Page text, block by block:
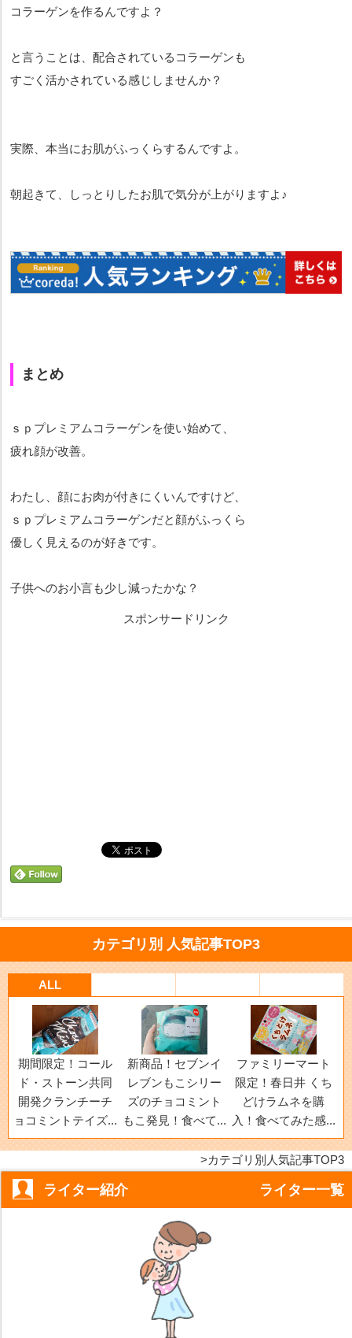
コラーゲンを作るんですよ？
と言うことは、配合されているコラーゲンも
すごく活かされている感じしませんか？
実際、本当にお肌がふっくらするんですよ。
朝起きて、しっとりしたお肌で気分が上がりますよ♪
まとめ
ｓｐプレミアムコラーゲンを使い始めて、
疲れ顔が改善。
わたし、顔にお肉が付きにくいんですけど、
ｓｐプレミアムコラーゲンだと顔がふっくら
優しく見えるのが好きです。
子供へのお小言も少し減ったかな？
スポンサードリンク
カテゴリ別 人気記事TOP3
ALL
期間限定！コール
ド・ストーン共同
開発クランチーチ
ョコミントテイズ...
新商品！セブンイ
レブンもこシリー
ズのチョコミント
もこ発見！食べて...
ファミリーマート
限定！春日井 くち
どけラムネを購
入！食べてみた感...
カテゴリ別人気記事TOP3
ライター紹介 ライター一覧